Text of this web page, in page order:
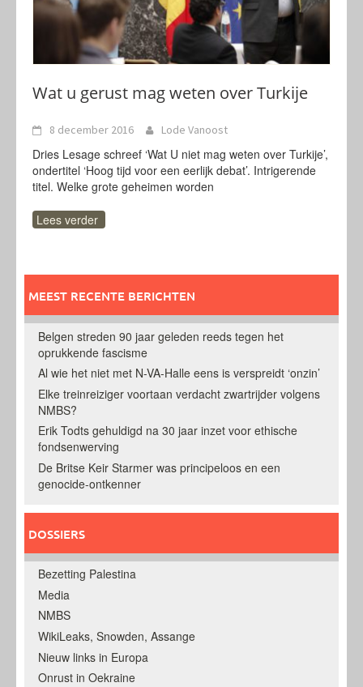
Wat u gerust mag weten over Turkije
8 december 2016 Lode Vanoost
Dries Lesage schreef ‘Wat U niet mag weten over Turkije’,
ondertitel ‘Hoog tijd voor een eerlijk debat’. Intrigerende
titel. Welke grote geheimen worden
Lees verder
MEEST RECENTE BERICHTEN
Belgen streden 90 jaar geleden reeds tegen het
oprukkende fascisme
Al wie het niet met N-VA-Halle eens is verspreidt ‘onzin’
Elke treinreiziger voortaan verdacht zwartrijder volgens
NMBS?
Erik Todts gehuldigd na 30 jaar inzet voor ethische
fondsenwerving
De Britse Keir Starmer was principeloos en een
genocide-ontkenner
DOSSIERS
Bezetting Palestina
Media
NMBS
WikiLeaks, Snowden, Assange
Nieuw links in Europa
Onrust in Oekraine